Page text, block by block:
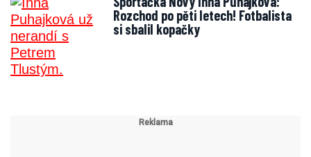
Rozchod po pěti letech! Fotbalista
si sbalil kopačky